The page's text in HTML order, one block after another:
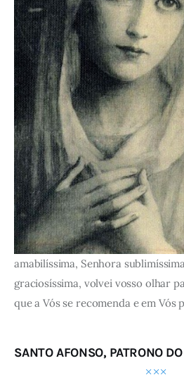
amabilíssima, Senhora
graciosíssima, volvei vosso olhar
que a Vós se recomenda e em Vós
SANTO AFONSO, PATRONO